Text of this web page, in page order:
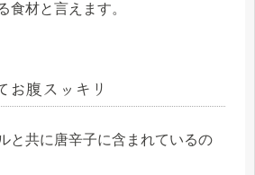
食材と言えます。
お腹スッキリ
と共に唐辛子に含まれているの